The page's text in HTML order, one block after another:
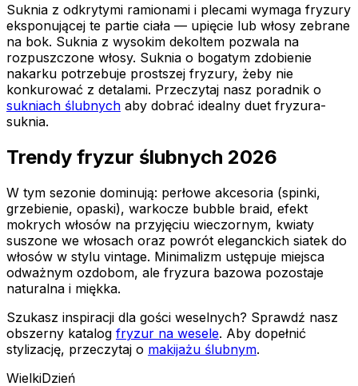
Suknia z odkrytymi ramionami i plecami wymaga fryzury
eksponującej te partie ciała — upięcie lub włosy zebrane
na bok. Suknia z wysokim dekoltem pozwala na
rozpuszczone włosy. Suknia o bogatym zdobienie
nakarku potrzebuje prostszej fryzury, żeby nie
konkurować z detalami. Przeczytaj nasz poradnik o
sukniach ślubnych aby dobrać idealny duet fryzura-
suknia.
Trendy fryzur ślubnych 2026
W tym sezonie dominują: perłowe akcesoria (spinki,
grzebienie, opaski), warkocze bubble braid, efekt
mokrych włosów na przyjęciu wieczornym, kwiaty
suszone we włosach oraz powrót eleganckich siatek do
włosów w stylu vintage. Minimalizm ustępuje miejsca
odważnym ozdobom, ale fryzura bazowa pozostaje
naturalna i miękka.
Szukasz inspiracji dla gości weselnych? Sprawdź nasz
obszerny katalog fryzur na wesele. Aby dopełnić
stylizację, przeczytaj o makijażu ślubnym.
WielkiDzień